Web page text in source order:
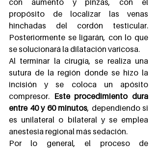
propósito de localizar las venas
hinchadas del cordón testicular.
Posteriormente se ligarán, con lo que
se solucionará la dilatación varicosa.
Al terminar la cirugía, se realiza una
sutura de la región donde se hizo la
incisión y se coloca un apósito
compresor. Este procedimiento dura
entre 40 y 60 minutos, dependiendo si
es unilateral o bilateral y se emplea
anestesia regional más sedación.